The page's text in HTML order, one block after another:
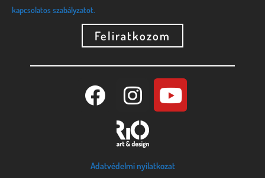
kapcsolatos szabályzatot.
Feliratkozom
Adatvédelmi nyilatkozat